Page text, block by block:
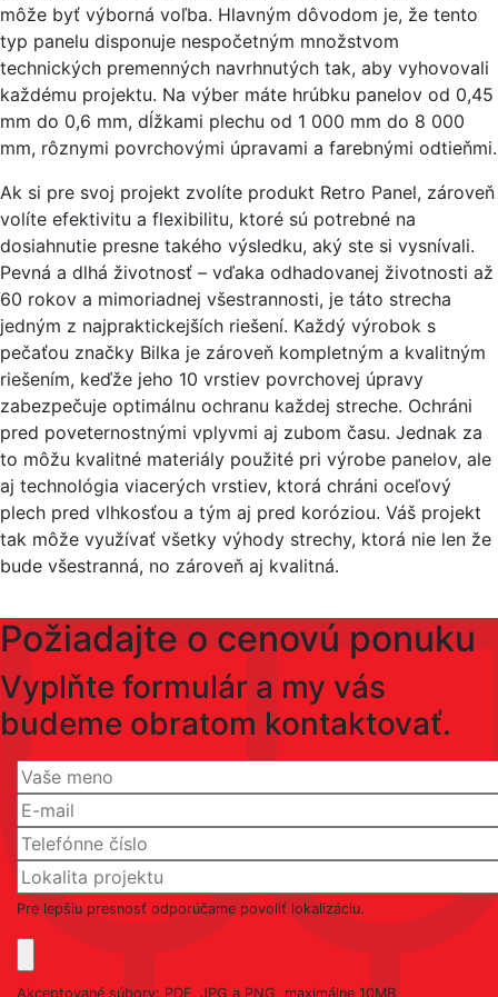
môže byť výborná voľba. Hlavným dôvodom je, že tento
typ panelu disponuje nespočetným množstvom
technických premenných navrhnutých tak, aby vyhovovali
každému projektu. Na výber máte hrúbku panelov od 0,45
mm do 0,6 mm, dĺžkami plechu od 1 000 mm do 8 000
mm, rôznymi povrchovými úpravami a farebnými odtieňmi.
Ak si pre svoj projekt zvolíte produkt Retro Panel, zároveň
volíte efektivitu a flexibilitu, ktoré sú potrebné na
dosiahnutie presne takého výsledku, aký ste si vysnívali.
Pevná a dlhá životnosť – vďaka odhadovanej životnosti až
60 rokov a mimoriadnej všestrannosti, je táto strecha
jedným z najpraktickejších riešení. Každý výrobok s
pečaťou značky Bilka je zároveň kompletným a kvalitným
riešením, keďže jeho 10 vrstiev povrchovej úpravy
zabezpečuje optimálnu ochranu každej streche. Ochráni
pred poveternostnými vplyvmi aj zubom času. Jednak za
to môžu kvalitné materiály použité pri výrobe panelov, ale
aj technológia viacerých vrstiev, ktorá chráni oceľový
plech pred vlhkosťou a tým aj pred koróziou. Váš projekt
tak môže využívať všetky výhody strechy, ktorá nie len že
bude všestranná, no zároveň aj kvalitná.
Požiadajte o cenovú ponuku
Vyplňte formulár a my vás
budeme obratom kontaktovať.
Pre lepšiu presnosť odporúčame povoliť lokalizáciu.
Akceptované súbory: PDF, JPG a PNG, maximálne 10MB